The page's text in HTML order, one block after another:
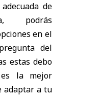
de
podrás
en el
del
estas debo
es la mejor
adaptar a tu